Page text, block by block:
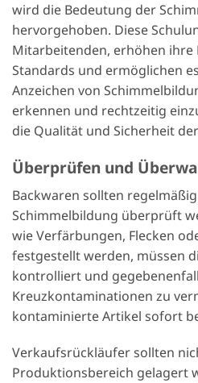
wird die Bedeutung der
hervorgehoben. Diese
Mitarbeitenden, erhöhen
Standards und ermöglichen
Anzeichen von
erkennen und rechtzeitig
die Qualität und Sicherheit
Überprüfen und
Backwaren sollten
Schimmelbildung überprüft
wie Verfärbungen, Flecken
festgestellt werden, müssen
kontrolliert und
Kreuzkontaminationen zu
kontaminierte Artikel sofort
Verkaufsrückläufer sollten
Produktionsbereich gelagert